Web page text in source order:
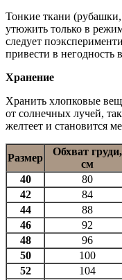
Тонкие ткани (рубашки,
утюжить только в
следует
привести в негодность
Хранение
Хранить хлопковые
от солнечных лучей,
желтеет и становится
Размер
Обхват груди,
см
40
80
42
84
44
88
46
92
48
96
50
100
52
104